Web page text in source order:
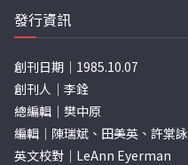
發行資訊
創刊日期｜1985.10.07
創刊人｜李銓
總編輯｜樊中原
編輯｜陳瑞斌、田美英、許棠詠
英文校對｜LeAnn Eyerman